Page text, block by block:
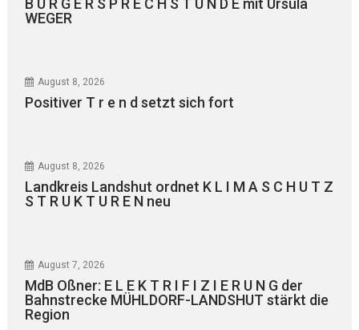
WEGER
August 8, 2026
Positiver T r e n d setzt sich fort
August 8, 2026
Landkreis Landshut ordnet K L I M A S C H U T Z
S T R U K T U R E N neu
August 7, 2026
MdB Oßner: E L E K T R I F I Z I E R U N G der
Bahnstrecke MÜHLDORF-LANDSHUT stärkt die
Region